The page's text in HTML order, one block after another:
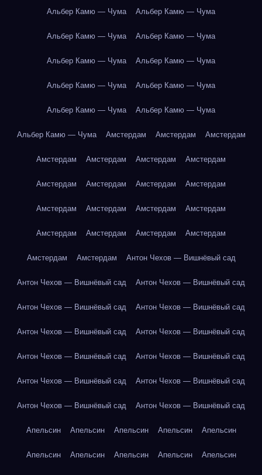
Альбер Камю — Чума Альбер Камю — Чума
Альбер Камю — Чума Альбер Камю — Чума
Альбер Камю — Чума Альбер Камю — Чума
Альбер Камю — Чума Альбер Камю — Чума
Альбер Камю — Чума Альбер Камю — Чума
Альбер Камю — Чума Амстердам Амстердам Амстердам
Амстердам Амстердам Амстердам Амстердам
Амстердам Амстердам Амстердам Амстердам
Амстердам Амстердам Амстердам Амстердам
Амстердам Амстердам Амстердам Амстердам
Амстердам Амстердам Антон Чехов — Вишнёвый сад
Антон Чехов — Вишнёвый сад Антон Чехов — Вишнёвый сад
Антон Чехов — Вишнёвый сад Антон Чехов — Вишнёвый сад
Антон Чехов — Вишнёвый сад Антон Чехов — Вишнёвый сад
Антон Чехов — Вишнёвый сад Антон Чехов — Вишнёвый сад
Антон Чехов — Вишнёвый сад Антон Чехов — Вишнёвый сад
Антон Чехов — Вишнёвый сад Антон Чехов — Вишнёвый сад
Апельсин Апельсин Апельсин Апельсин Апельсин
Апельсин Апельсин Апельсин Апельсин Апельсин